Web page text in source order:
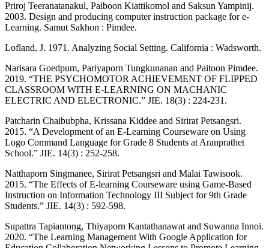
Priroj Teeranatanakul, Paiboon Kiattikomol and Saksun Yampinij.
2003. Design and producing computer instruction package for e-
Learning. Samut Sakhon : Pimdee.
Lofland, J. 1971. Analyzing Social Setting. California : Wadsworth.
Narisara Goedpum, Pariyaporn Tungkunanan and Paitoon Pimdee.
2019. “THE PSYCHOMOTOR ACHIEVEMENT OF FLIPPED
CLASSROOM WITH E-LEARNING ON MACHANIC
ELECTRIC AND ELECTRONIC.” JIE. 18(3) : 224-231.
Patcharin Chaibubpha, Krissana Kiddee and Sirirat Petsangsri.
2015. “A Development of an E-Learning Courseware on Using
Logo Command Language for Grade 8 Students at Aranprathet
School.” JIE. 14(3) : 252-258.
Natthaporn Singmanee, Sirirat Petsangsri and Malai Tawisook.
2015. “The Effects of E-learning Courseware using Game-Based
Instruction on Information Technology III Subject for 9th Grade
Students.” JIE. 14(3) : 592-598.
Supattra Tapiantong, Thiyaporn Kantathanawat and Suwanna Innoi.
2020. “The Learning Management With Google Application for